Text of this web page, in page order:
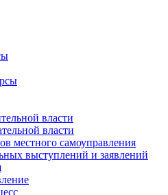
власти
власти
местного самоуправления
выступлений и заявлений